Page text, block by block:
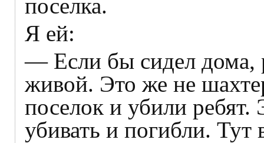
поселка.
Я ей:
— Если бы сидел дома,
живой. Это же не
поселок и убили
убивать и погибли.